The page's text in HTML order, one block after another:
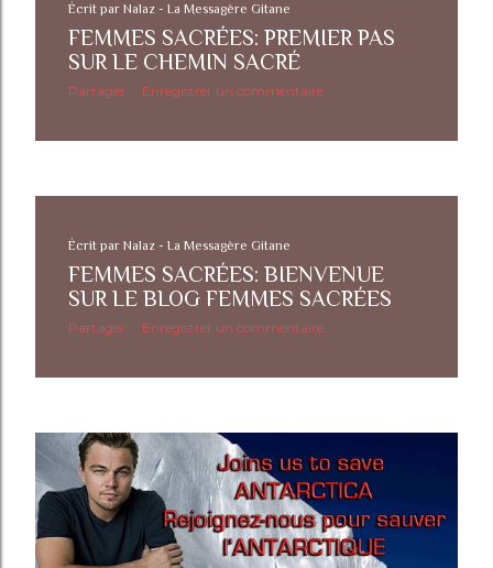
Écrit par Nalaz - La Messagère Gitane
FEMMES SACRÉES: PREMIER PAS
SUR LE CHEMIN SACRÉ
Partager Enregistrer un commentaire
Écrit par Nalaz - La Messagère Gitane
FEMMES SACRÉES: BIENVENUE
SUR LE BLOG FEMMES SACRÉES
Partager Enregistrer un commentaire